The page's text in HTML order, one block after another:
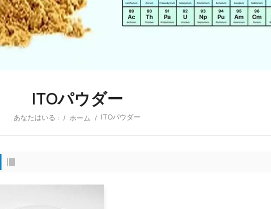
ITOパウダー
あなたはいる : / ホーム / ITOパウダー